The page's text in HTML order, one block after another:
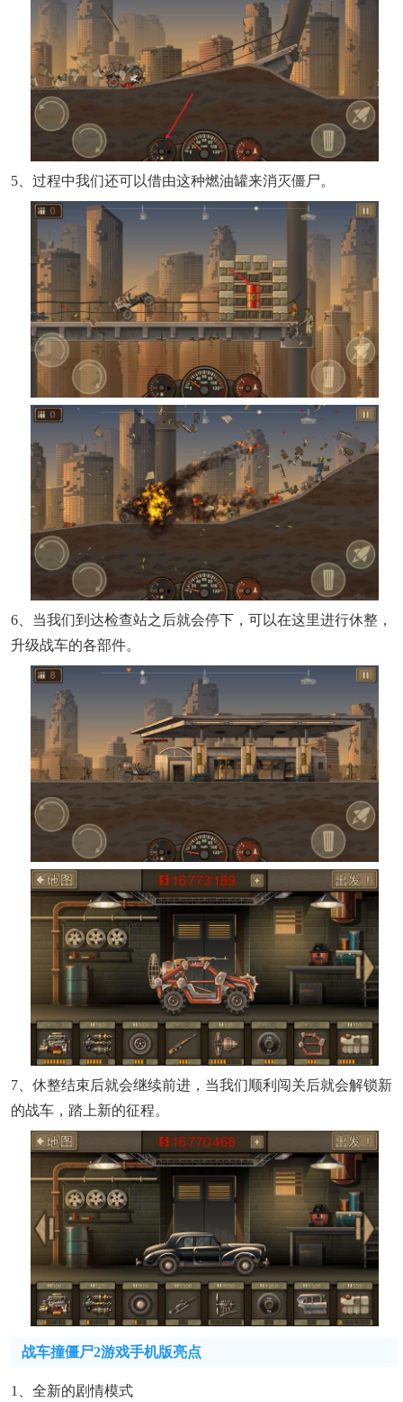
5、过程中我们还可以借由这种燃油罐来消灭僵尸。
6、当我们到达检查站之后就会停下，可以在这里进行休整，
升级战车的各部件。
7、休整结束后就会继续前进，当我们顺利闯关后就会解锁新
的战车，踏上新的征程。
战车撞僵尸2游戏手机版亮点
1、全新的剧情模式